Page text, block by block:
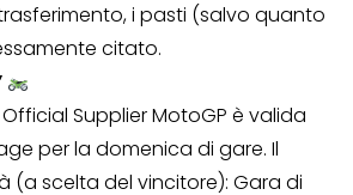
i pasti (salvo quanto
citato.
Supplier MotoGP è valida
per la domenica di gare. Il
(a scelta del vincitore): Gara di